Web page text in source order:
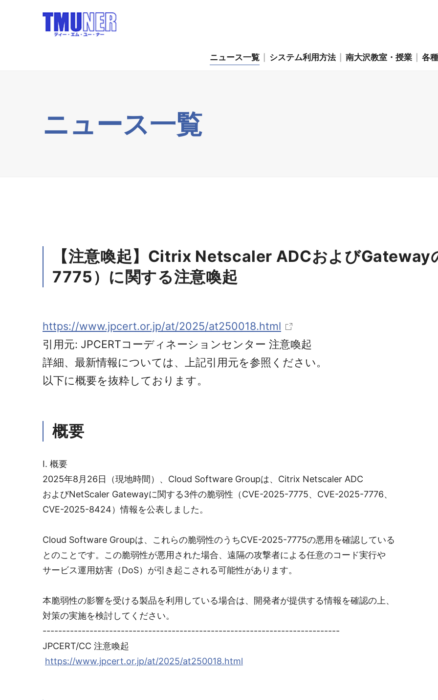
ニュース一覧
【注意喚起】Citrix Netscaler ADCおよび
7775）に関する注意喚起
https://www.jpcert.or.jp/at/2025/at250018.html
引用元: JPCERTコーディネーションセンター 注意喚起
詳細、最新情報については、上記引用元を参照ください。
以下に概要を抜粋しております。
概要
I. 概要
2025年8月26日（現地時間）、Cloud Software Groupは、Citrix Netscaler ADC
およびNetScaler Gatewayに関する3件の脆弱性（CVE-2025-7775、CVE-2025-7776、
CVE-2025-8424）情報を公表しました。
Cloud Software Groupは、これらの脆弱性のうちCVE-2025-7775の悪用を確認している
とのことです。この脆弱性が悪用された場合、遠隔の攻撃者による任意のコード実行や
サービス運用妨害（DoS）が引き起こされる可能性があります。
本脆弱性の影響を受ける製品を利用している場合は、開発者が提供する情報を確認の上、
対策の実施を検討してください。
----------------------------------------------------------------------------
JPCERT/CC 注意喚起
https://www.jpcert.or.jp/at/2025/at250018.html
ニュース一覧 システム利用方法 南大沢教室・授業 各